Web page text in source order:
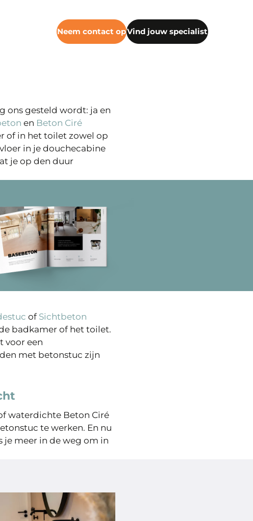
Neem contact opVind jouw specialist
ons gesteld wordt: ja en
en Beton Ciré
of in het toilet zowel op
in je douchecabine
je op den duur
ofSichtbeton
badkamer of het toilet.
voor een
met betonstuc zijn
waterdichte Beton Ciré
te werken. En nu
meer in de weg om in